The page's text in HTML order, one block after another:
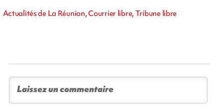
Actualités de La Réunion, Courrier libre, Tribune libre